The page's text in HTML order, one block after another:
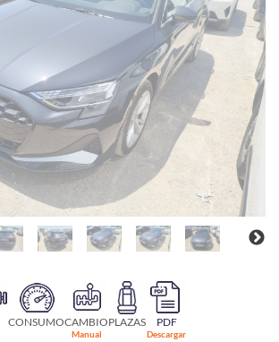
CONSUMOCAMBIO
Manual
PLAZAS PDF
Descargar